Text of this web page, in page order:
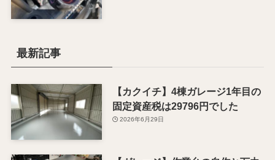
最新記事
【カクイチ】4棟ガレージ1年目の
固定資産税は29796円でした
2026年6月29日